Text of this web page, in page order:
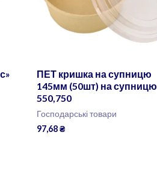
ПЕТ кришка на супницю
145мм (50шт) на супницю
550,750
Господарські товари
97,68₴